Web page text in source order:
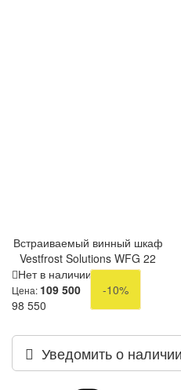
Встраиваемый винный шкаф
Vestfrost Solutions WFG 22
Нет в наличии
Цена: 109 500
-10%
98 550
Уведомить о наличии